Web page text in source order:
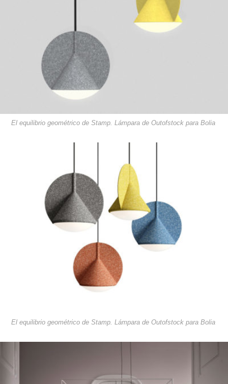
El equilibrio geométrico de Stamp. Lámpara de Outofstock para Bolia
El equilibrio geométrico de Stamp. Lámpara de Outofstock para Bolia